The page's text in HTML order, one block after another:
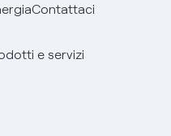
Contattaci
e servizi